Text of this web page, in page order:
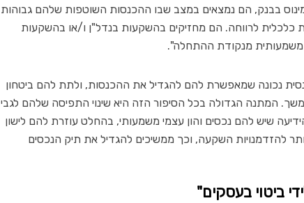
בבנק, הם נמצאים במצב שבו ההכנסות השוטפות שלהם גבוהות
כלכלית לרווחה. הם מחזיקים בהשקעות בנדל"ן ו/או בהשקעות
משמעותית מנקודת ההתחלה".
נכונה שמאפשרת להם להגדיל את ההכנסות, ולתת להם ביטחון
המתנה הגדולה בכל הסיפור הזה היא שינוי התפיסה שלהם לגבי
שיש להם נכסים והון עצמי משמעותי, בהחלט עוזרת להם לישון
להזדמנויות השקעה, וכך ממשיכים להגדיל את תיק הנכסים
ביטוי בעסקים"